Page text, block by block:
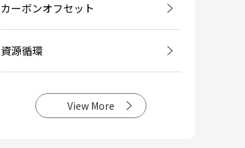
カーボンオフセット
資源循環
View More